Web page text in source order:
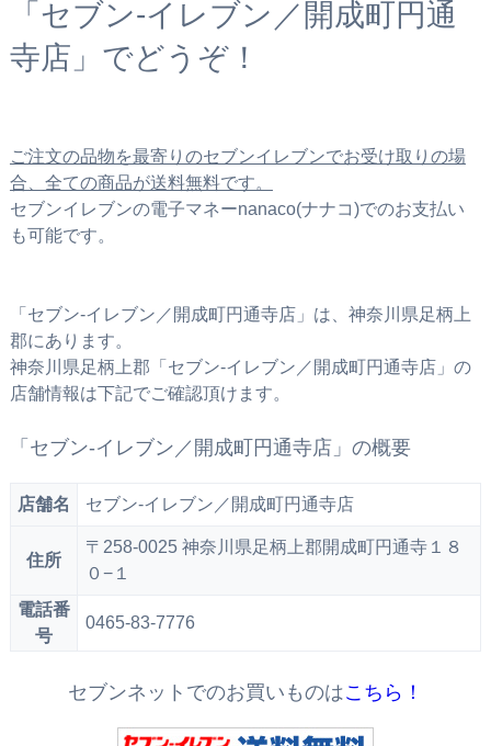
「セブン‐イレブン／開成町円通
寺店」でどうぞ！
ご注文の品物を最寄りのセブンイレブンでお受け取りの場
合、全ての商品が送料無料です。
セブンイレブンの電子マネーnanaco(ナナコ)でのお支払い
も可能です。
「セブン‐イレブン／開成町円通寺店」は、神奈川県足柄上
郡にあります。
神奈川県足柄上郡「セブン‐イレブン／開成町円通寺店」の
店舗情報は下記でご確認頂けます。
「セブン‐イレブン／開成町円通寺店」の概要
店舗名 セブン‐イレブン／開成町円通寺店
住所
〒258-0025 神奈川県足柄上郡開成町円通寺１８
０−１
電話番
号
0465-83-7776
セブンネットでのお買いものはこちら！